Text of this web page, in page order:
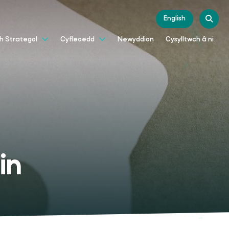
English
Strategol Cyfleoedd Newyddion Cysylltwch â ni